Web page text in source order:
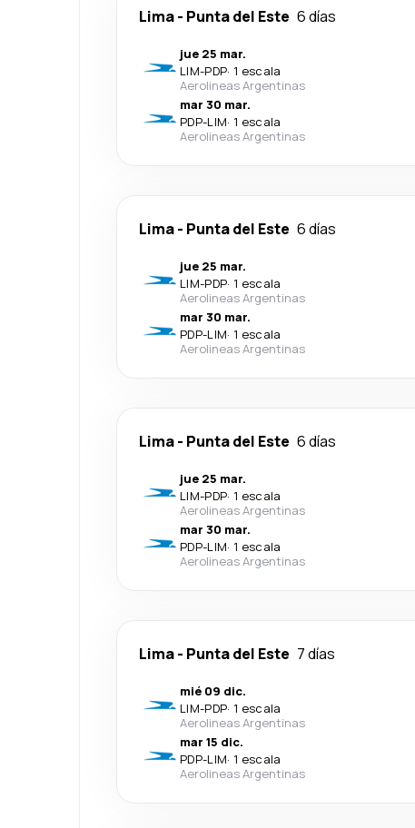
Lima- Punta del Este 6 días
jue 25 mar.
LIM-PDP· 1 escala
Aerolineas Argentinas
mar 30 mar.
PDP-LIM· 1 escala
Aerolineas Argentinas
Lima- Punta del Este 6 días
jue 25 mar.
LIM-PDP· 1 escala
Aerolineas Argentinas
mar 30 mar.
PDP-LIM· 1 escala
Aerolineas Argentinas
Lima- Punta del Este 6 días
jue 25 mar.
LIM-PDP· 1 escala
Aerolineas Argentinas
mar 30 mar.
PDP-LIM· 1 escala
Aerolineas Argentinas
Lima- Punta del Este 7 días
mié 09 dic.
LIM-PDP· 1 escala
Aerolineas Argentinas
mar 15 dic.
PDP-LIM· 1 escala
Aerolineas Argentinas